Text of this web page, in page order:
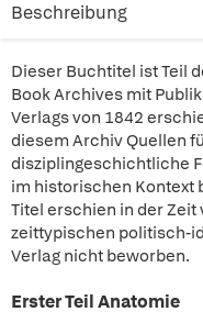
Beschreibung
Dieser Buchtitel ist Teil
Book Archives mit
Verlags von 1842
diesem Archiv Quellen
disziplingeschichtliche
im historischen Kontext
Titel erschien in der
zeittypischen politisch-
Verlag nicht beworben.
Erster Teil Anatomie